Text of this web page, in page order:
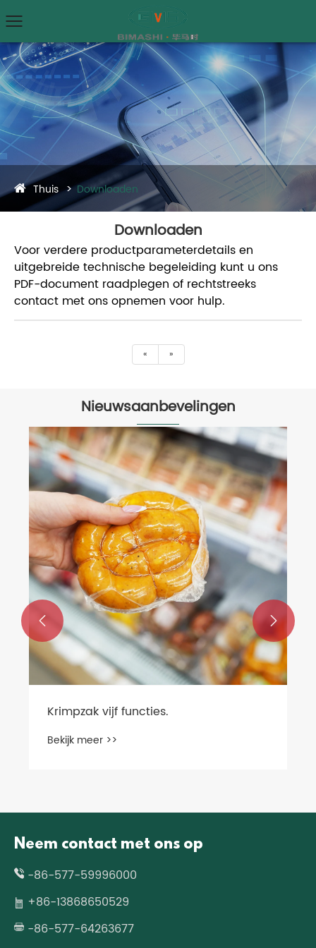
Thuis Downloaden
Downloaden
Voor verdere productparameterdetails en
uitgebreide technische begeleiding kunt u ons
PDF-document raadplegen of rechtstreeks
contact met ons opnemen voor hulp.
« »
Nieuwsaanbevelingen
Zal de vacuümvacuüm van de
voedselverpakking de pauze van de
voedselverpakking?
Bekijk meer >>
 
Neem contact met ons op
-86-577-59996000
+86-13868650529
-86-577-64263677